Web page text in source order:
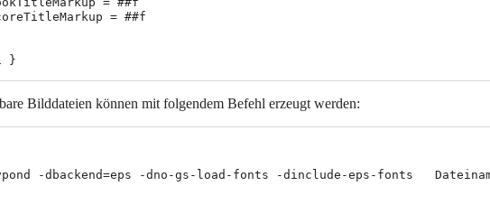
= ##f
Bilddateien können mit folgendem Befehl erzeugt werden:
-dbackend=eps -dno-gs-load-fonts -dinclude-eps-fonts